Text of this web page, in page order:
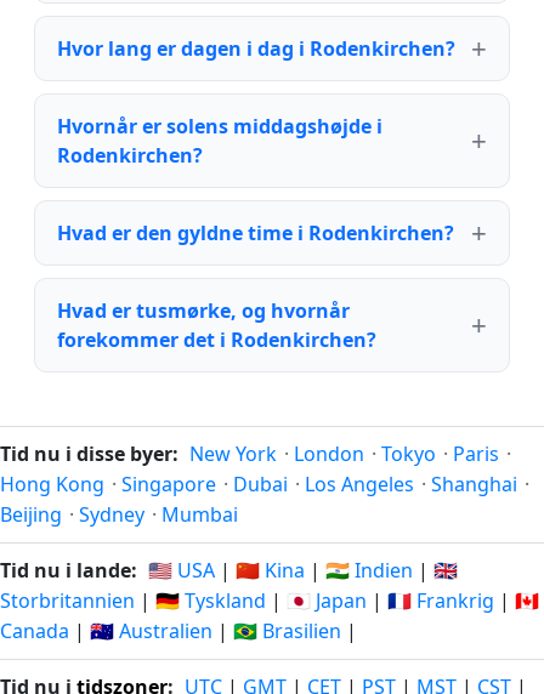
Hvor lang er dagen i dag i Rodenkirchen?
Hvornår er solens middagshøjde i
Rodenkirchen?
Hvad er den gyldne time i Rodenkirchen?
Hvad er tusmørke, og hvornår
forekommer det i Rodenkirchen?
Tid nu i disse byer: New York · London · Tokyo · Paris ·
Hong Kong · Singapore · Dubai · Los Angeles · Shanghai ·
Beijing · Sydney · Mumbai
Tid nu i lande: 🇺🇸 USA | 🇨🇳 Kina | 🇮🇳 Indien | 🇬🇧
Storbritannien | 🇩🇪 Tyskland | 🇯🇵 Japan | 🇫🇷 Frankrig | 🇨🇦
Canada | 🇦🇺 Australien | 🇧🇷 Brasilien |
Tid nu i tidszoner: UTC | GMT | CET | PST | MST | CST |